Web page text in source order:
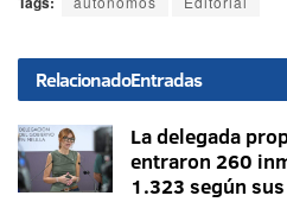
RelacionadoEntradas
La delegada
entraron 260
1.323 según